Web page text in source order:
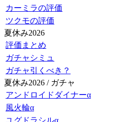
カーミラの評価
ツクモの評価
夏休み2026
評価まとめ
ガチャシミュ
ガチャ引くべき？
夏休み2026 / ガチャ
アンドロイドダイナーα
風火輪α
ユグドラシルα